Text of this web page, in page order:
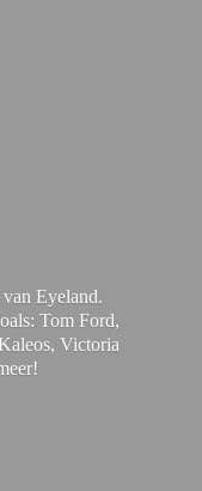
Eyeland.
Tom Ford,
Victoria